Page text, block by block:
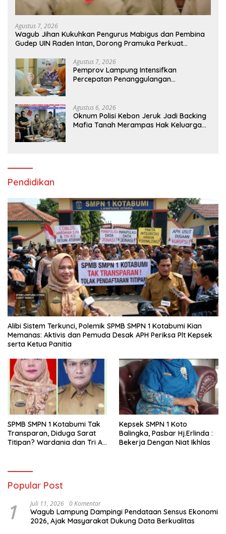
Agustus 7, 2026
Wagub Jihan Kukuhkan Pengurus Mabigus dan Pembina
Gudep UIN Raden Intan, Dorong Pramuka Perkuat
Agustus 7, 2026
Pemprov Lampung Intensifkan
Percepatan Penanggulangan
Agustus 6, 2026
Oknum Polisi Kebon Jeruk Jadi Backing
Mafia Tanah Merampas Hak Keluarga
Pendidikan
Alibi Sistem Terkunci, Polemik SPMB SMPN 1 Kotabumi Kian
Memanas: Aktivis dan Pemuda Desak APH Periksa Plt Kepsek
serta Ketua Panitia
SPMB SMPN 1 Kotabumi Tak
Transparan, Diduga Sarat
Titipan? Wardania dan Tri Aji
Kepsek SMPN 1 Koto
Balingka, Pasbar Hj.Erlinda :
Bekerja Dengan Niat Ikhlas
Popular Post
1 Juli 11, 2026 0 Komentar
Wagub Lampung Dampingi Pendataan Sensus Ekonomi
2026, Ajak Masyarakat Dukung Data Berkualitas